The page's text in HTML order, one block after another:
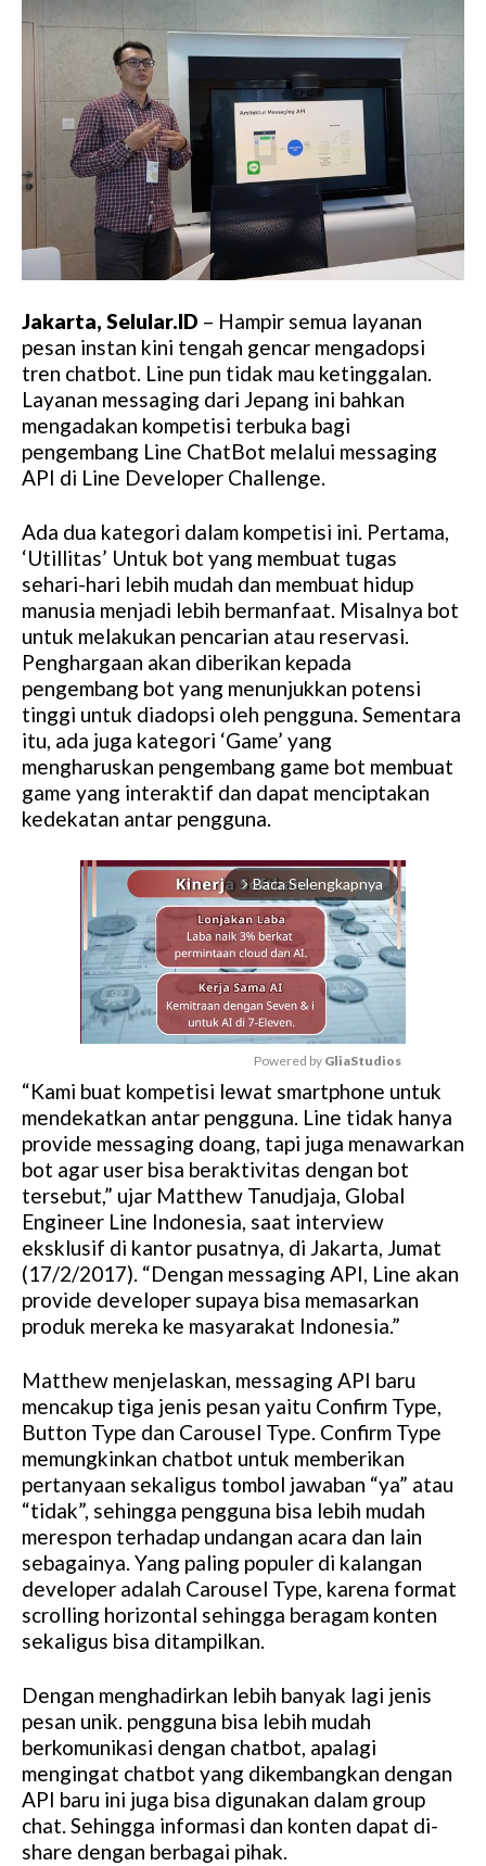
Jakarta, Selular.ID – Hampir semua layanan
pesan instan kini tengah gencar mengadopsi
tren chatbot. Line pun tidak mau ketinggalan.
Layanan messaging dari Jepang ini bahkan
mengadakan kompetisi terbuka bagi
pengembang Line ChatBot melalui messaging
API di Line Developer Challenge.
Ada dua kategori dalam kompetisi ini. Pertama,
‘Utillitas’ Untuk bot yang membuat tugas
sehari-hari lebih mudah dan membuat hidup
manusia menjadi lebih bermanfaat. Misalnya bot
untuk melakukan pencarian atau reservasi.
Penghargaan akan diberikan kepada
pengembang bot yang menunjukkan potensi
tinggi untuk diadopsi oleh pengguna. Sementara
itu, ada juga kategori ‘Game’ yang
mengharuskan pengembang game bot membuat
game yang interaktif dan dapat menciptakan
kedekatan antar pengguna.
arrow_forward_ios Baca Selengkapnya
M
u
t
e
Powered by GliaStudios
“Kami buat kompetisi lewat smartphone untuk
mendekatkan antar pengguna. Line tidak hanya
provide messaging doang, tapi juga menawarkan
bot agar user bisa beraktivitas dengan bot
tersebut,” ujar Matthew Tanudjaja, Global
Engineer Line Indonesia, saat interview
eksklusif di kantor pusatnya, di Jakarta, Jumat
(17/2/2017). “Dengan messaging API, Line akan
provide developer supaya bisa memasarkan
produk mereka ke masyarakat Indonesia.”
Matthew menjelaskan, messaging API baru
mencakup tiga jenis pesan yaitu Confirm Type,
Button Type dan Carousel Type. Confirm Type
memungkinkan chatbot untuk memberikan
pertanyaan sekaligus tombol jawaban “ya” atau
“tidak”, sehingga pengguna bisa lebih mudah
merespon terhadap undangan acara dan lain
sebagainya. Yang paling populer di kalangan
developer adalah Carousel Type, karena format
scrolling horizontal sehingga beragam konten
sekaligus bisa ditampilkan.
Dengan menghadirkan lebih banyak lagi jenis
pesan unik. pengguna bisa lebih mudah
berkomunikasi dengan chatbot, apalagi
mengingat chatbot yang dikembangkan dengan
API baru ini juga bisa digunakan dalam group
chat. Sehingga informasi dan konten dapat di-
share dengan berbagai pihak.